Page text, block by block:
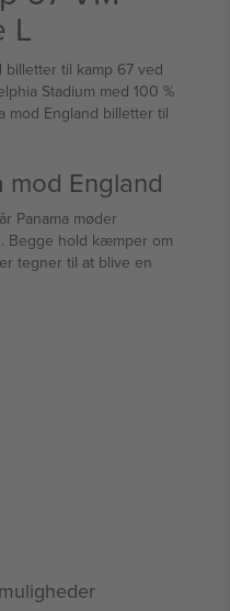
L
billetter til kamp 67 ved
Stadium med 100 %
mod England billetter til
mod England
Panama møder
Begge hold kæmper om
tegner til at blive en